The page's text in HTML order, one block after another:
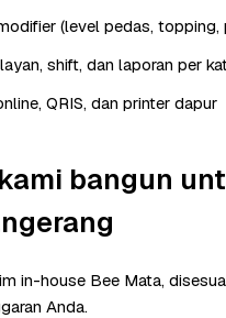
(level pedas, topping,
shift, dan laporan per
QRIS, dan printer dapur
bangun
in-house Bee Mata,
Anda.